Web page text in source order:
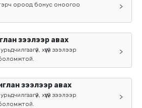
ороод бонус оноогоо
>
зээлээр авах
хүүгүй зээлээр
>
зээлээр авах
хүүгүй зээлээр
>